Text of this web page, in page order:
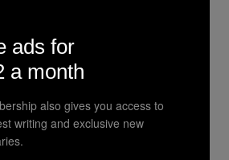
demande l’expulsion des
services secrets
uni. Marina
déclaré avoir reçu une
d’État à l’Intérieur,
a promis des actes.
ads for
a month
also gives you access to
writing and exclusive new